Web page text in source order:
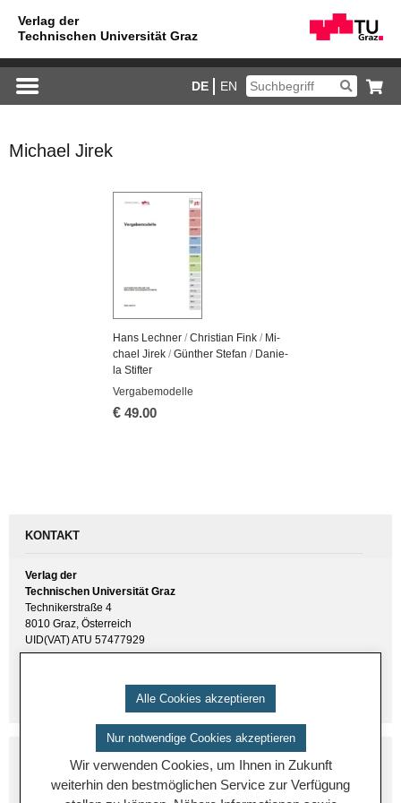
DE EN
Michael Jirek
Hans Lech­ner/ Chris­ti­an Fink/ Mi­
cha­el Jirek/ Gün­ther Ste­fan / Da­nie­
la Stif­ter
Ver­ga­be­mo­del­le
€49.00
KONTAKT
Verlag der
Technischen Universität Graz
Technikerstraße 4
8010 Graz, Österreich
UID(VAT) ATU 57477929
Alle Cookies akzeptieren
Nur notwendige Cookies akzeptieren
Wir verwenden Cookies, um Ihnen in Zukunft
weiterhin den bestmöglichen Service zur Verfügung